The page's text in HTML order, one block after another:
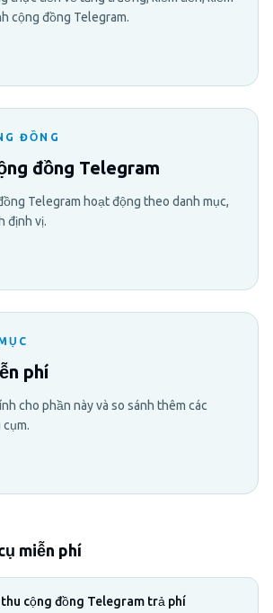
cộng đồng Telegram.
ĐỒNG
đồng Telegram
Telegram hoạt động theo danh mục,
định vị.
phí
cho phần này và so sánh thêm các
miễn phí
cộng đồng Telegram trả phí